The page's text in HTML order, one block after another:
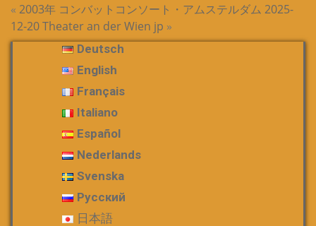
« 2003年 コンバットコンソート・アムステルダム 2025-
12-20 Theater an der Wien jp »
Deutsch
English
Français
Italiano
Español
Nederlands
Svenska
Русский
日本語